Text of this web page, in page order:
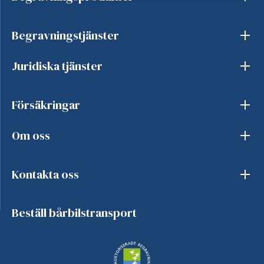
Begravningstjänster
Juridiska tjänster
Försäkringar
Om oss
Kontakta oss
Beställ bårbilstransport